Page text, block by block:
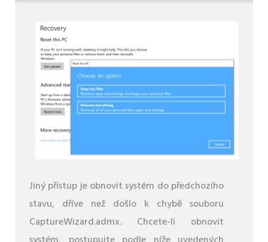
Jiný přístup je obnovit systém do předchozího
stavu, dříve než došlo k chybě souboru
CaptureWizard.admx. Chcete-li obnovit